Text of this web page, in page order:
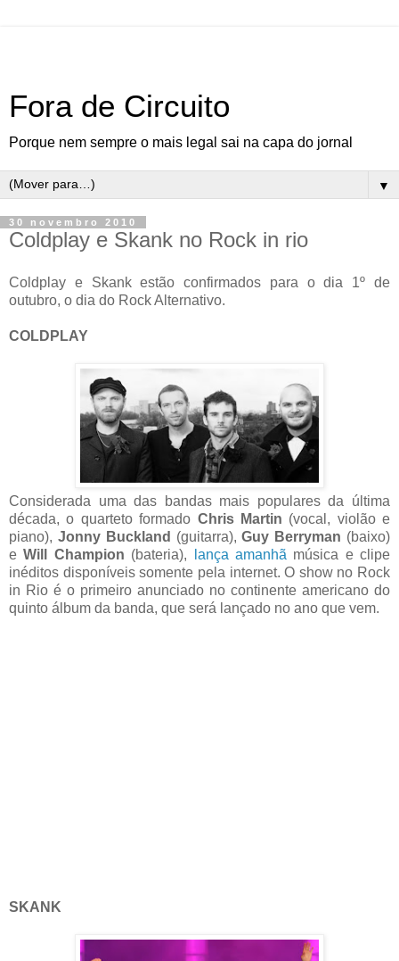
Fora de Circuito
Porque nem sempre o mais legal sai na capa do jornal
▼
30 novembro 2010
Coldplay e Skank no Rock in rio
Coldplay e Skank estão confirmados para o dia 1º de
outubro, o dia do Rock Alternativo.
COLDPLAY
Considerada uma das bandas mais populares da última
década, o quarteto formado Chris Martin (vocal, violão e
piano), Jonny Buckland (guitarra),Guy Berryman (baixo)
eWill Champion (bateria), lança amanhã música e clipe
inéditos disponíveis somente pela internet. O show no Rock
in Rio é o primeiro anunciado no continente americano do
quinto álbum da banda, que será lançado no ano que vem.
SKANK